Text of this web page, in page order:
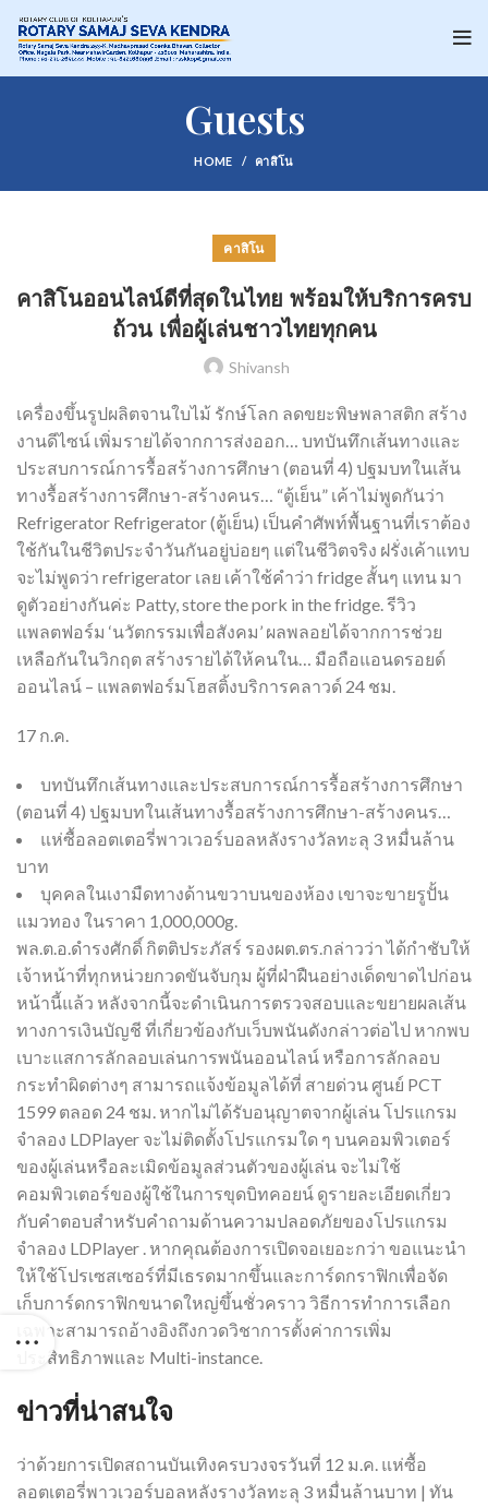
Guests
HOME คาสิโน
คาสิโน
คาสิโนออนไลน์ดีที่สุดในไทย พร้อมให้บริการครบ
ถ้วน เพื่อผู้เล่นชาวไทยทุกคน
Shivansh
เครื่องขึ้นรูปผลิตจานใบไม้ รักษ์โลก ลดขยะพิษพลาสติก สร้าง
งานดีไซน์ เพิ่มรายได้จากการส่งออก… บทบันทึกเส้นทางและ
ประสบการณ์การรื้อสร้างการศึกษา (ตอนที่ 4) ปฐมบทในเส้น
ทางรื้อสร้างการศึกษา-สร้างคนร… “ตู้เย็น” เค้าไม่พูดกันว่า
Refrigerator Refrigerator (ตู้เย็น) เป็นคำศัพท์พื้นฐานที่เราต้อง
ใช้กันในชีวิตประจำวันกันอยู่บ่อยๆ แต่ในชีวิตจริง ฝรั่งเค้าแทบ
จะไม่พูดว่า refrigerator เลย เค้าใช้คำว่า fridge สั้นๆ แทน มา
ดูตัวอย่างกันค่ะ Patty, store the pork in the fridge. รีวิว
แพลตฟอร์ม ‘นวัตกรรมเพื่อสังคม’ ผลพลอยได้จากการช่วย
เหลือกันในวิกฤต สร้างรายได้ให้คนใน… มือถือแอนดรอยด์
ออนไลน์ – แพลตฟอร์มโฮสติ้งบริการคลาวด์ 24 ชม.
17 ก.ค.
บทบันทึกเส้นทางและประสบการณ์การรื้อสร้างการศึกษา
(ตอนที่ 4) ปฐมบทในเส้นทางรื้อสร้างการศึกษา-สร้างคนร…
แห่ซื้อลอตเตอรี่พาวเวอร์บอลหลังรางวัลทะลุ 3 หมื่นล้าน
บาท
บุคคลในเงามืดทางด้านขวาบนของห้อง เขาจะขายรูปั้น
แมวทอง ในราคา 1,000,000g.
พล.ต.อ.ดำรงศักดิ์ กิตติประภัสร์ รองผต.ตร.กล่าวว่า ได้กำชับให้
เจ้าหน้าที่ทุกหน่วยกวดขันจับกุม ผู้ที่ฝ่าฝืนอย่างเด็ดขาดไปก่อน
หน้านี้แล้ว หลังจากนี้จะดำเนินการตรวจสอบและขยายผลเส้น
ทางการเงินบัญชี ที่เกี่ยวข้องกับเว็บพนันดังกล่าวต่อไป หากพบ
เบาะแสการลักลอบเล่นการพนันออนไลน์ หรือการลักลอบ
กระทำผิดต่างๆ สามารถแจ้งข้อมูลได้ที่ สายด่วน ศูนย์ PCT
1599 ตลอด 24 ชม. หากไม่ได้รับอนุญาตจากผู้เล่น โปรแกรม
จำลอง LDPlayer จะไม่ติดตั้งโปรแกรมใด ๆ บนคอมพิวเตอร์
ของผู้เล่นหรือละเมิดข้อมูลส่วนตัวของผู้เล่น จะไม่ใช้
คอมพิวเตอร์ของผู้ใช้ในการขุดบิทคอยน์ ดูรายละเอียดเกี่ยว
กับคำตอบสำหรับคำถามด้านความปลอดภัยของโปรแกรม
จำลอง LDPlayer . หากคุณต้องการเปิดจอเยอะกว่า ขอแนะนำ
ให้ใช้โปรเซสเซอร์ที่มีเธรดมากขึ้นและการ์ดกราฟิกเพื่อจัด
เก็บการ์ดกราฟิกขนาดใหญ่ขึ้นชั่วคราว วิธีการทำการเลือก
เฉพาะสามารถอ้างอิงถึงกวดวิชาการตั้งค่าการเพิ่ม
ประสิทธิภาพและ Multi-instance.
ข่าวที่น่าสนใจ
ว่าด้วยการเปิดสถานบันเทิงครบวงจรวันที่ 12 ม.ค. แห่ซื้อ
ลอตเตอรี่พาวเวอร์บอลหลังรางวัลทะลุ 3 หมื่นล้านบาท | ทัน